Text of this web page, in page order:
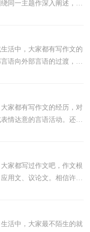
同一主题作深入阐述，切
么写好作文呢...
活中，大家都有写作文的
语向外部言语的过渡，即
向开展的、具...
家都有写作文的经历，对
情达意的言语活动。还是
的责任心高...
家都写过作文吧，作文根
用文、议论文。相信许多
理的高中...
活中，大家最不陌生的就